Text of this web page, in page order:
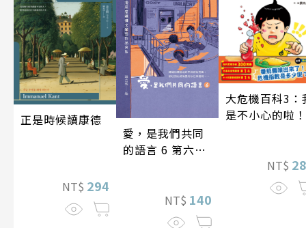
正是時候讀康德
NT$ 294
愛，是我們共同
的語言 6 第六屆
NT$ 140
大危機百科3：
是不小心的啦！
NT$